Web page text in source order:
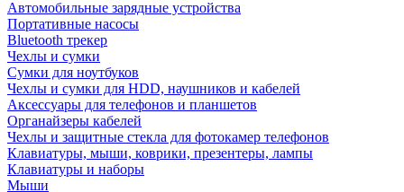
Автомобильные зарядные устройства
Портативные насосы
Bluetooth трекер
Чехлы и сумки
Сумки для ноутбуков
Чехлы и сумки для HDD, наушников и кабелей
Аксессуары для телефонов и планшетов
Органайзеры кабелей
Чехлы и защитные стекла для фотокамер телефонов
Клавиатуры, мыши, коврики, презентеры, лампы
Клавиатуры и наборы
Мыши